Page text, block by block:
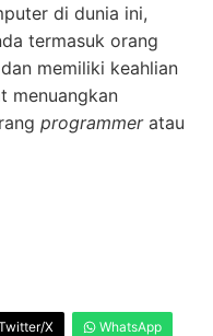
di dunia ini,
termasuk orang
memiliki keahlian
menuangkan
programmer atau
X WhatsApp